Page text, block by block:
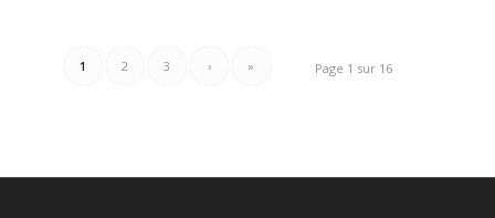
Page 1 sur 16
1 2 3 › »